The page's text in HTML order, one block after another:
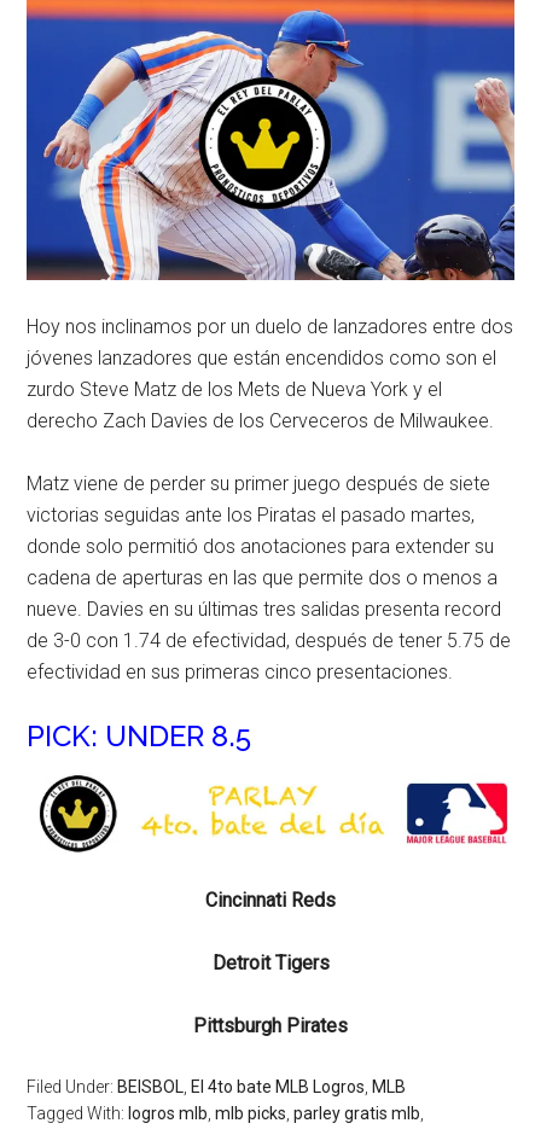
Hoy nos inclinamos por un duelo de lanzadores entre dos
jóvenes lanzadores que están encendidos como son el
zurdo Steve Matz de los Mets de Nueva York y el
derecho Zach Davies de los Cerveceros de Milwaukee.
Matz viene de perder su primer juego después de siete
victorias seguidas ante los Piratas el pasado martes,
donde solo permitió dos anotaciones para extender su
cadena de aperturas en las que permite dos o menos a
nueve. Davies en su últimas tres salidas presenta record
de 3-0 con 1.74 de efectividad, después de tener 5.75 de
efectividad en sus primeras cinco presentaciones.
PICK: UNDER 8.5
Cincinnati Reds
Detroit Tigers
Pittsburgh Pirates
Filed Under: BEISBOL El 4to bate MLB Logros MLB
Tagged With: logros mlb ,mlb picks ,parley gratis mlb